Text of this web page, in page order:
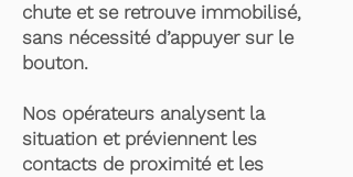
chute et se retrouve immobilisé,
sans nécessité d’appuyer sur le
bouton.
Nos opérateurs analysent la
situation et préviennent les
contacts de proximité et les